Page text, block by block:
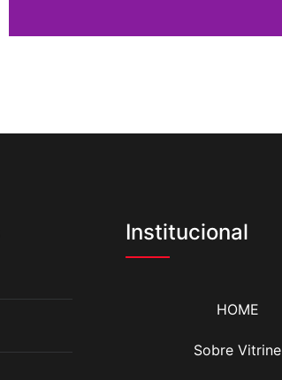
Institucional
HOME
Sobre Vitrine